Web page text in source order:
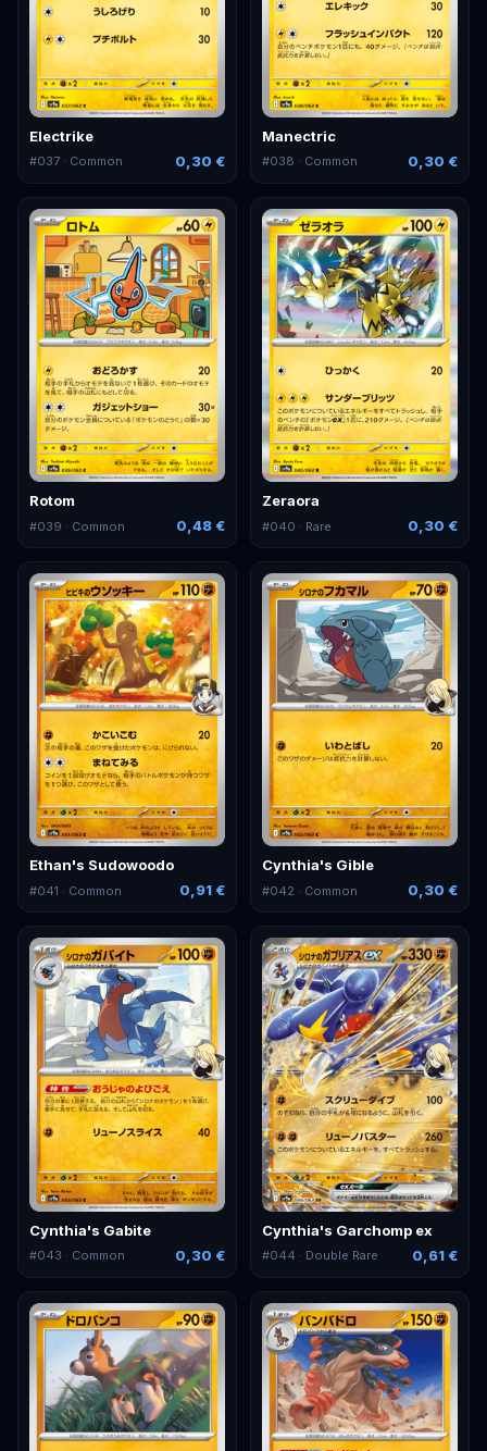
Electrike
#037 · Common 0,30 €
Manectric
#038 · Common 0,30 €
Rotom
#039 · Common 0,48 €
Zeraora
#040 · Rare 0,30 €
Ethan's Sudowoodo
#041 · Common 0,91 €
Cynthia's Gible
#042 · Common 0,30 €
Cynthia's Gabite
#043 · Common 0,30 €
Cynthia's Garchomp ex
#044 · Double Rare 0,61 €